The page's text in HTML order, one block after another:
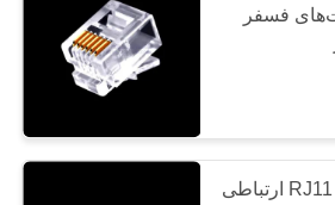
فسفر
کانکتور RJ11 6P2C Cat3 ارتباطی